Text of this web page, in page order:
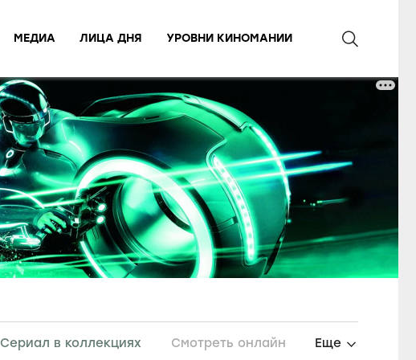
МЕДИА ЛИЦА ДНЯ УРОВНИ КИНОМАНИИ
Сериал в коллекциях Смотреть онлайн Еще